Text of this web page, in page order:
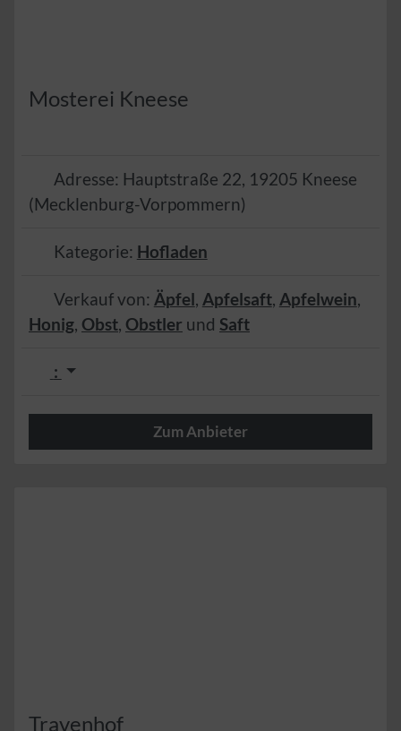
Mosterei Kneese
Adresse: Hauptstraße 22, 19205 Kneese
(Mecklenburg-Vorpommern)
Kategorie: Hofladen
Verkauf von: Äpfel, Apfelsaft, Apfelwein,
Honig, Obst, Obstler und Saft
:
Zum Anbieter
Travenhof